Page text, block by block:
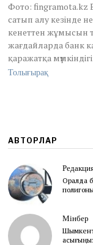
Фото: fingramota.kz
сатып алу кезінде
кенеттен жұмысын
жағдайларда банк
қаражатқа
Толығырақ
АВТОРЛАР
Оралда
Мінбер